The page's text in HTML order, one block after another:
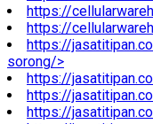
https://
https://
https://
sorong/>
https://
https://
https://